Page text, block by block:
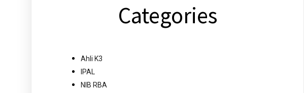
Categories
Ahli K3
IPAL
NIB RBA